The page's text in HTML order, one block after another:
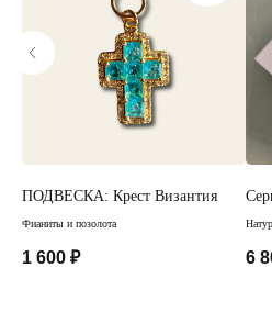
ПОДВЕСКА: Крест Византия
Фианиты и позолота
1 600 ₽ 6